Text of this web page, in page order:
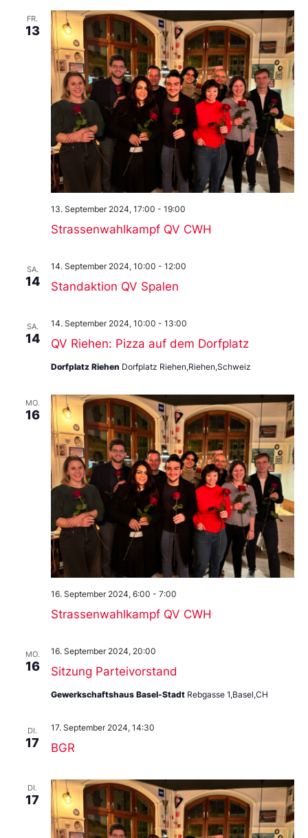
aus.
FR.
13
Strassenwahlkampf QV CWH
13. September 2024, 17:00 - 19:00
SA.
14 Standaktion QV Spalen
14. September 2024, 10:00 - 12:00
SA.
14 QV Riehen: Pizza auf dem Dorfplatz
14. September 2024, 10:00 - 13:00
Dorfplatz Riehen Dorfplatz Riehen,Riehen,Schweiz
MO.
16
Strassenwahlkampf QV CWH
16. September 2024, 6:00 - 7:00
MO.
16 Sitzung Parteivorstand
16. September 2024, 20:00
Gewerkschaftshaus Basel-Stadt Rebgasse 1,Basel,CH
DI.
17 BGR
17. September 2024, 14:30
DI.
17